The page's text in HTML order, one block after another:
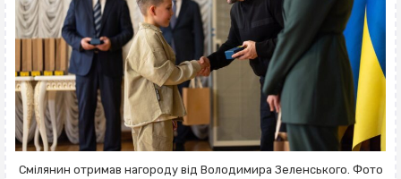
Смілянин отримав нагороду від Володимира Зеленського. Фото